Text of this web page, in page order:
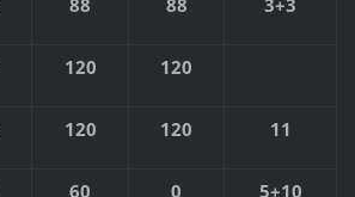
88 88 3+3
120 120
120 120 11
60 0 5+10